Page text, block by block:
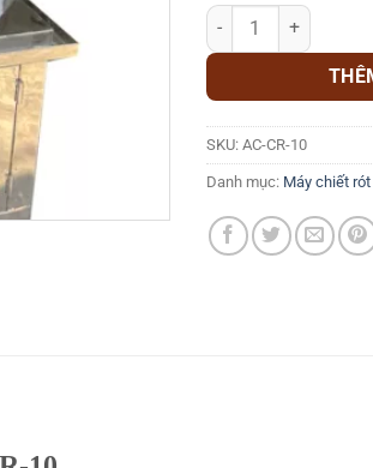
Máy chiết rót tự động
SKU: AC-CR-10
Danh mục: Máy chiết rót